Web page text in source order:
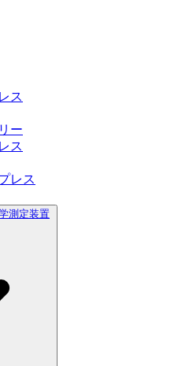
ス
ー
ス
レス
測定装置